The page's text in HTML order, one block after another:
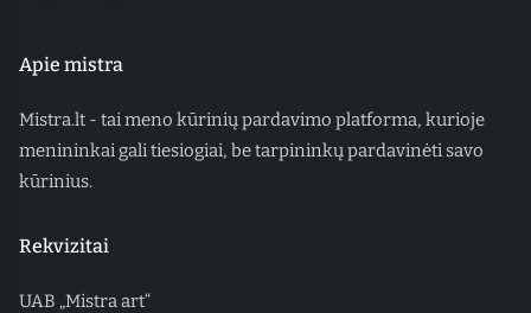
Apie mistra
Mistra.lt - tai meno kūrinių pardavimo platforma, kurioje
menininkai gali tiesiogiai, be tarpininkų pardavinėti savo
kūrinius.
Rekvizitai
UAB „Mistra art“